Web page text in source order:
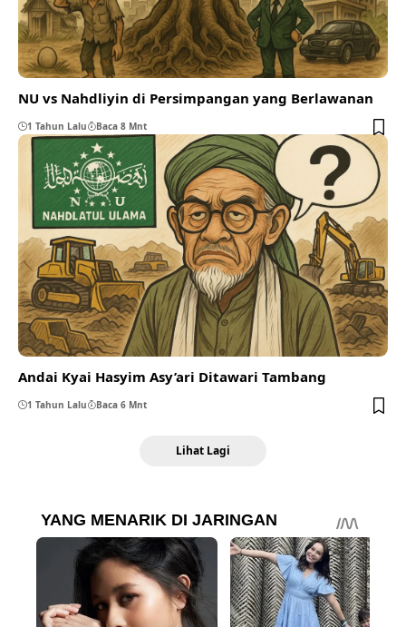
NU vs Nahdliyin di Persimpangan yang Berlawanan
1 Tahun Lalu Baca 8 Mnt
Andai Kyai Hasyim Asy’ari Ditawari Tambang
1 Tahun Lalu Baca 6 Mnt
Lihat Lagi